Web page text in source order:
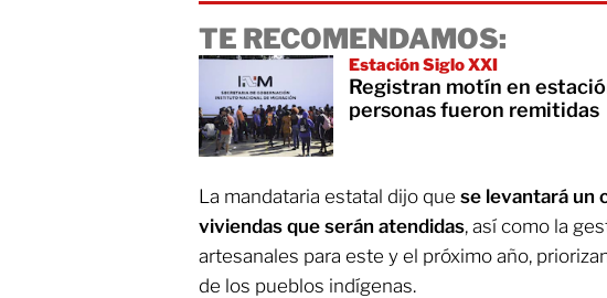
TE RECOMENDAMOS:
Estación Siglo XXI
Registran motín en
personas fueron remitidas
La mandataria estatal dijo que se levantará un
viviendas que serán atendidas, así como la
artesanales para este y el próximo año,
de los pueblos indígenas.